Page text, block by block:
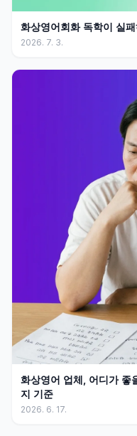
화상영어회화 독학이 실
2026. 7. 3.
화상영어 업체, 어디가
지 기준
2026. 6. 17.